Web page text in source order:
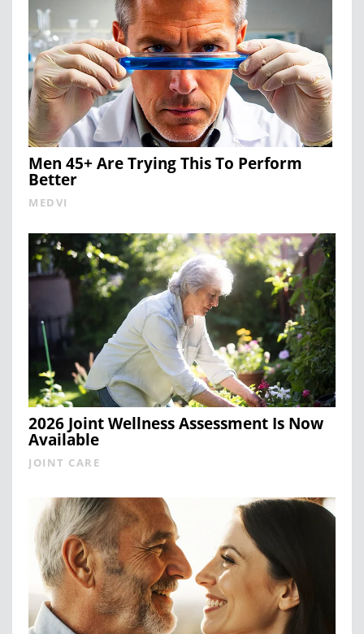
Men 45+ Are Trying This To Perform
Better
MEDVI
2026 Joint Wellness Assessment Is Now
Available
JOINT CARE